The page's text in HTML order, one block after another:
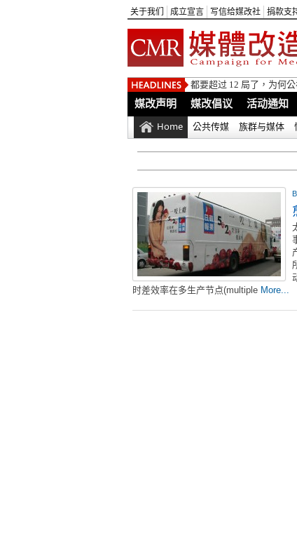
关于我们 成立宣言 写信给媒改社 捐款支
都要超过 12 局了，为何
媒改声明 媒改倡议 活动通知
Home 公共传媒 族群与媒体
时差效率在多生产节点(multiple More...